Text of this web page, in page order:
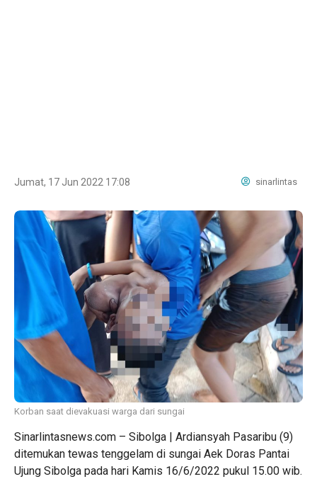
Jumat, 17 Jun 2022 17:08 sinarlintas
Korban saat dievakuasi warga dari sungai
Sinarlintasnews.com – Sibolga | Ardiansyah Pasaribu (9)
ditemukan tewas tenggelam di sungai Aek Doras Pantai
Ujung Sibolga pada hari Kamis 16/6/2022 pukul 15.00 wib.